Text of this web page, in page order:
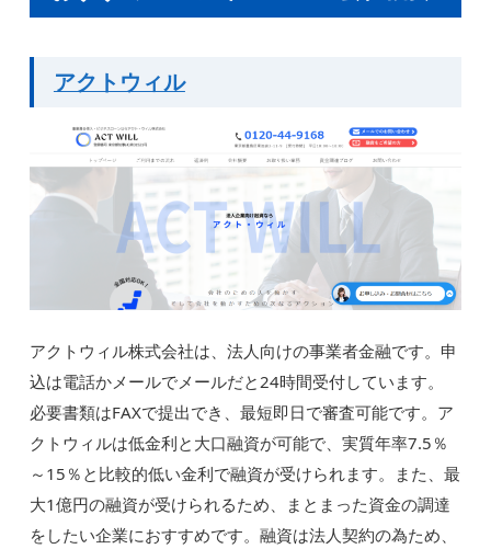
アクトウィル
アクトウィル株式会社は、法人向けの事業者金融です。申
込は電話かメールでメールだと24時間受付しています。
必要書類はFAXで提出でき、最短即日で審査可能です。ア
クトウィルは低金利と大口融資が可能で、実質年率7.5％
～15％と比較的低い金利で融資が受けられます。また、最
大1億円の融資が受けられるため、まとまった資金の調達
をしたい企業におすすめです。融資は法人契約の為ため、